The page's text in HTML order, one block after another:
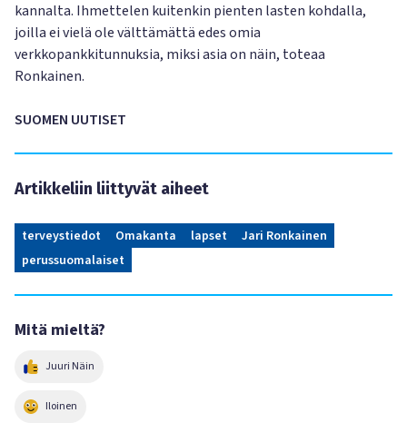
kannalta. Ihmettelen kuitenkin pienten lasten kohdalla,
joilla ei vielä ole välttämättä edes omia
verkkopankkitunnuksia, miksi asia on näin, toteaa
Ronkainen.
SUOMEN UUTISET
Artikkeliin liittyvät aiheet
terveystiedot Omakanta lapset
Jari Ronkainen
perussuomalaiset
Mitä mieltä?
Juuri Näin
Iloinen